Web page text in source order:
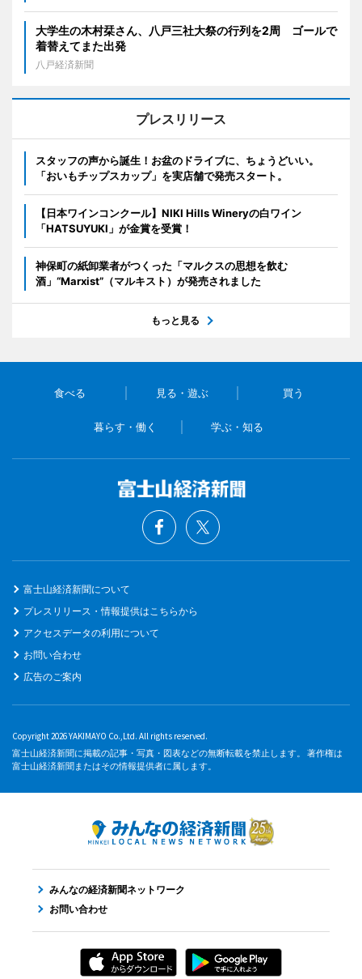
大学生の木村栞さん、八戸三社大祭の行列を2周 ゴールで
着替えてまた出発
八戸経済新聞
プレスリリース
スタッフの声から誕生！お盆のドライブに、ちょうどいい。
「おいもチップスカップ」を実店舗で発売スタート。
【日本ワインコンクール】NIKI Hills Wineryの白ワイン
「HATSUYUKI」が金賞を受賞！
神保町の紙卸業者がつくった「マルクスの思想を飲む
酒」“Marxist”（マルキスト）が発売されました
もっと見る
食べる 見る・遊ぶ 買う
暮らす・働く 学ぶ・知る
富士山経済新聞について
プレスリリース・情報提供はこちらから
アクセスデータの利用について
お問い合わせ
広告のご案内
Copyright 2026 YAKIMAYO Co.,Ltd. All rights reserved.
富士山経済新聞に掲載の記事・写真・図表などの無断転載を禁止します。 著作権は
富士山経済新聞またはその情報提供者に属します。
みんなの経済新聞ネットワーク
お問い合わせ